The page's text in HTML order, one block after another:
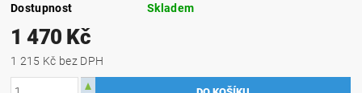
Dostupnost Skladem
1 470 Kč
1 215 Kč bez DPH